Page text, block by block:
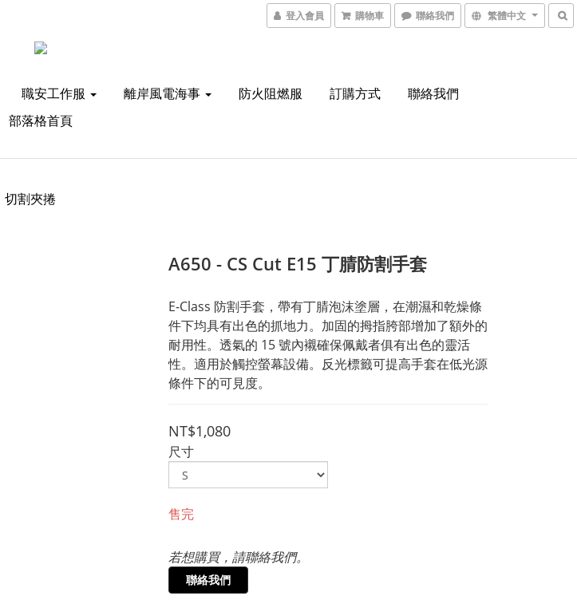
登入會員 購物車 聯絡我們 繁體中文
職安工作服 離岸風電海事 防火阻燃服 訂購方式
聯絡我們
部落格首頁
切割夾捲
A650 - CS Cut E15 丁腈防割手套
E-Class 防割手套，帶有丁腈泡沫塗層，在潮濕和乾燥條
件下均具有出色的抓地力。加固的拇指胯部增加了額外的
耐用性。透氣的 15 號內襯確保佩戴者俱有出色的靈活
性。適用於觸控螢幕設備。反光標籤可提高手套在低光源
條件下的可見度。
NT$1,080
尺寸
售完
若想購買，請聯絡我們。
聯絡我們